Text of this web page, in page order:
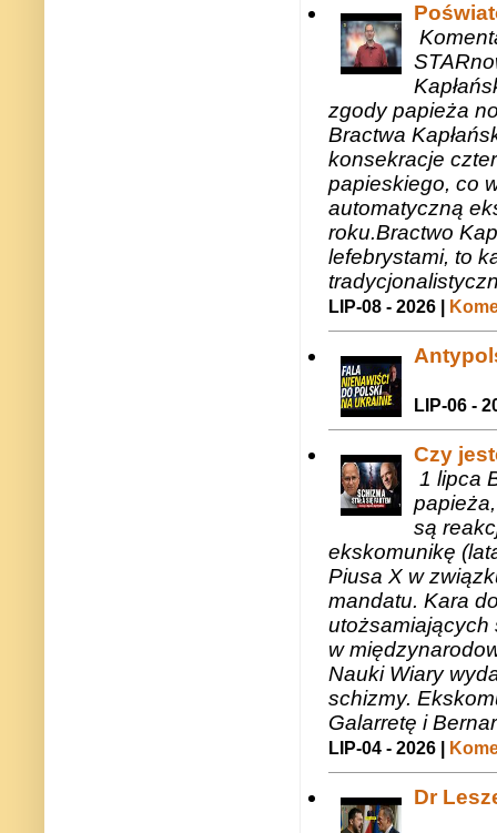
zgody papieża
Bractwa
konsekracje
papieskiego, co
automatyczną
roku.Bractwo
lefebrystami, to
LIP-08 - 2026 |
LIP-06 -
Czy
1 lipca
są
ekskomunikę
Piusa X w
mandatu. Kara
utożsamiających
w
Nauki Wiary
schizmy.
Galarretę i
LIP-04 - 2026 |
Dr